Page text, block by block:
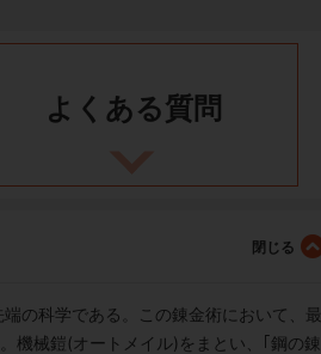
よくある質問
の科学である。この錬金術において、最
機械鎧(オートメイル)をまとい、｢鋼の錬